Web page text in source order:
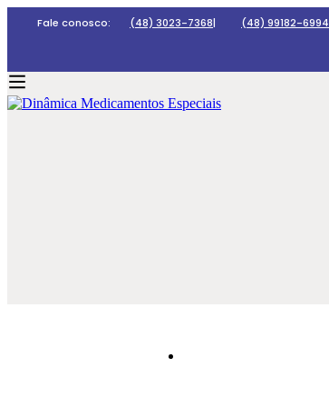
Fale conosco: (48) 3023-7368| (48) 99182-6994